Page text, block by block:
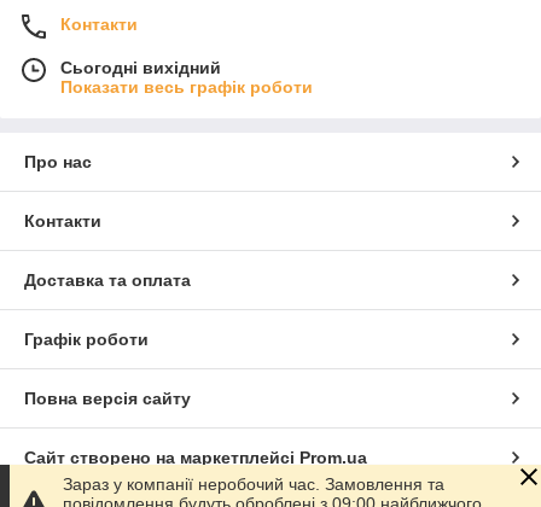
Контакти
Сьогодні вихідний
Показати весь графік роботи
Про нас
Контакти
Доставка та оплата
Графік роботи
Повна версія сайту
Сайт створено на маркетплейсі Prom.ua
Зараз у компанії неробочий час. Замовлення та